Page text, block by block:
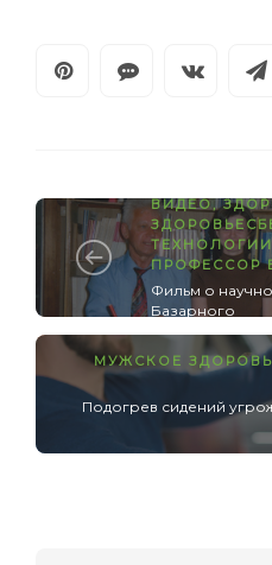
ВИДЕО ,
ТЕХНОЛОГИИ
ПРОФЕССОР
Фильм о
Базарного
МУЖСКОЕ
Подогрев сидений